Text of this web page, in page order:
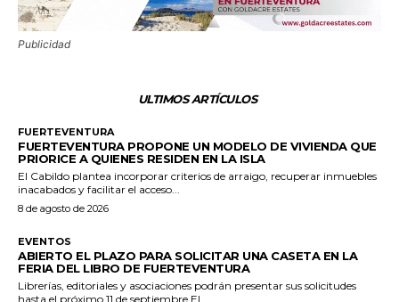
Publicidad
ULTIMOS ARTÍCULOS
FUERTEVENTURA
FUERTEVENTURA PROPONE UN MODELO DE VIVIENDA QUE
PRIORICE A QUIENES RESIDEN EN LA ISLA
El Cabildo plantea incorporar criterios de arraigo, recuperar inmuebles
inacabados y facilitar el acceso...
8 de agosto de 2026
EVENTOS
ABIERTO EL PLAZO PARA SOLICITAR UNA CASETA EN LA
FERIA DEL LIBRO DE FUERTEVENTURA
Librerías, editoriales y asociaciones podrán presentar sus solicitudes
hasta el próximo 11 de septiembre El...